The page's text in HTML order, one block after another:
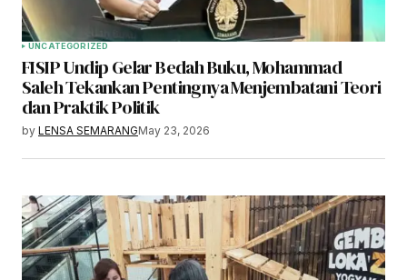
UNCATEGORIZED
FISIP Undip Gelar Bedah Buku, Mohammad
Saleh Tekankan Pentingnya Menjembatani Teori
dan Praktik Politik
by LENSA SEMARANGMay 23, 2026